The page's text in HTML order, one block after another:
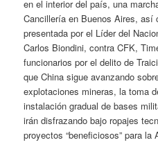
en el interior del país, una
Cancillería en Buenos Aires, así
presentada por el Líder del
Carlos Biondini, contra CFK,
funcionarios por el delito de
que China sigue avanzando
explotaciones mineras, la toma
instalación gradual de bases
irán disfrazando bajo ropajes
proyectos “beneficiosos” para la